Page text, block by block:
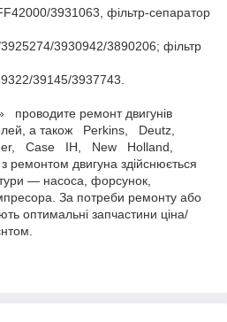
3931063, фільтр-сепаратор
3930942/3890206; фільтр
39145/3937743.
ремонт двигунів
а також Perkins, Deutz,
Case IH, New Holland,
двигуна здійснюється
— насоса, форсунок,
За потреби ремонту або
оптимальні запчастини ціна/